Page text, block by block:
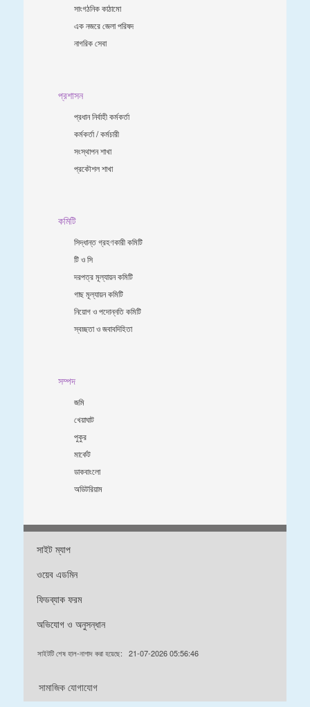
সাংগঠনিক কাঠামো
এক নজরে জেলা পরিষদ
নাগরিক সেবা
প্রশাসন
প্রধান নির্বাহী কর্মকর্তা
কর্মকর্তা / কর্মচারী
সংস্থাপন শাখা
প্রকৌশল শাখা
কমিটি
সিদ্ধান্ত গ্রহণকারী কমিটি
টি ও সি
দরপত্র মূল্যায়ন কমিটি
গাছ মূল্যায়ন কমিটি
নিয়োগ ও পদোন্নতি কমিটি
স্বচ্ছতা ও জবাবদিহিতা
সম্পদ
জমি
খেয়াঘাট
পুকুর
মার্কেট
ডাকবাংলো
অডিটরিয়াম
সাইট ম্যাপ
ওয়েব এডমিন
ফিডব্যাক ফরম
অভিযোগ ও অনুসন্ধান
সাইটটি শেষ হাল-নাগাদ করা হয়েছে: 21-07-2026 05:56:46
সামাজিক যোগাযোগ